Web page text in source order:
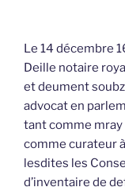
Le 14 décembre
Deille notaire
et deument
advocat en
tant comme
comme curateur
lesdites les
d’inventaire de